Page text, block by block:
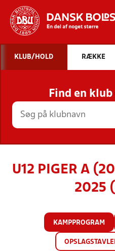
STILLINGER,
KLUB/HOLD RÆKKE
Find en
U12 PIGER A
2025
KAMPPROGRAM